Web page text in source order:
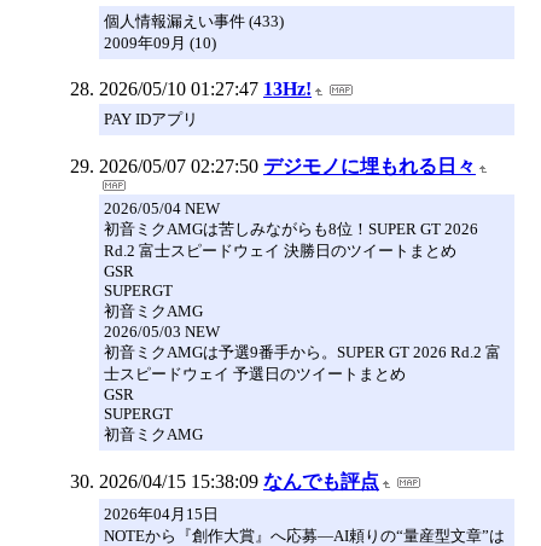
個人情報漏えい事件 (433)
2009年09月 (10)
2026/05/10 01:27:47 13Hz!
PAY IDアプリ
2026/05/07 02:27:50 デジモノに埋もれる日々
2026/05/04 NEW
初音ミクAMGは苦しみながらも8位！SUPER GT 2026
Rd.2 富士スピードウェイ 決勝日のツイートまとめ
GSR
SUPERGT
初音ミクAMG
2026/05/03 NEW
初音ミクAMGは予選9番手から。SUPER GT 2026 Rd.2 富
士スピードウェイ 予選日のツイートまとめ
GSR
SUPERGT
初音ミクAMG
2026/04/15 15:38:09 なんでも評点
2026年04月15日
NOTEから『創作大賞』へ応募―AI頼りの“量産型文章”は